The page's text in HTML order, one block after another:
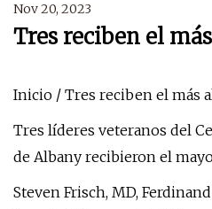
Nov 20, 2023
Tres reciben el
Inicio / Tres reciben el más
Tres líderes veteranos del
de Albany recibieron el
Steven Frisch, MD,